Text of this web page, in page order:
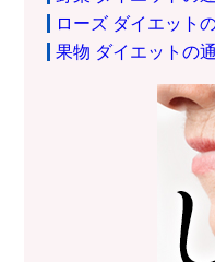
ローズ ダイエット
果物 ダイエットの